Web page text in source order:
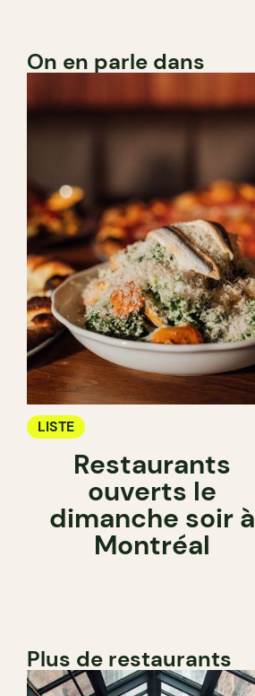
On en parle dans
LISTE
Restaurants
ouverts le
dimanche soir à
Montréal
Plus de restaurants